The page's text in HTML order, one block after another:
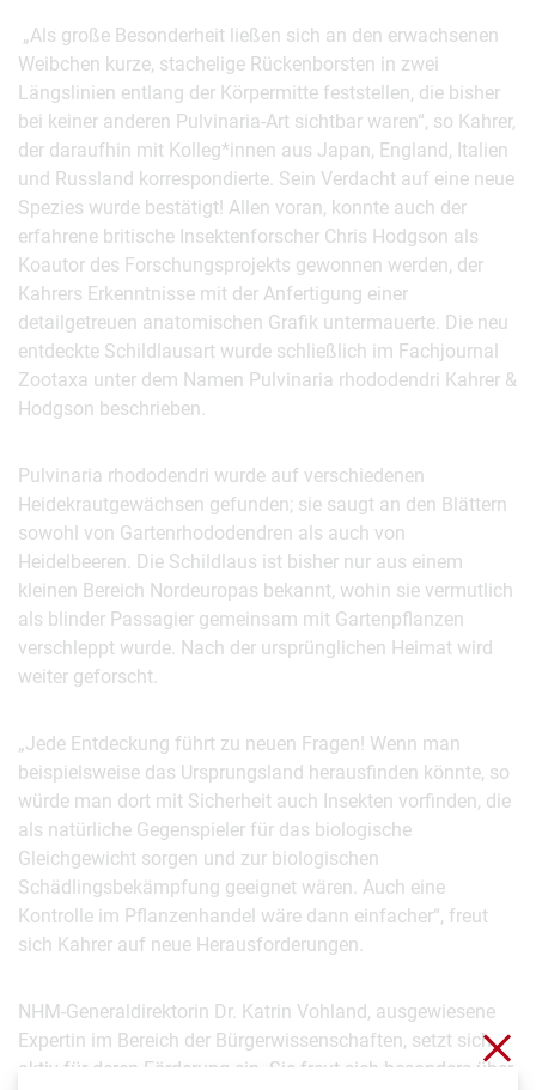
„Als große Besonderheit ließen sich an den erwachsenen
Weibchen kurze, stachelige Rückenborsten in zwei
Längslinien entlang der Körpermitte feststellen, die bisher
bei keiner anderen Pulvinaria-Art sichtbar waren“, so Kahrer,
der daraufhin mit Kolleg*innen aus Japan, England, Italien
und Russland korrespondierte. Sein Verdacht auf eine neue
Spezies wurde bestätigt! Allen voran, konnte auch der
erfahrene britische Insektenforscher Chris Hodgson als
Koautor des Forschungsprojekts gewonnen werden, der
Kahrers Erkenntnisse mit der Anfertigung einer
detailgetreuen anatomischen Grafik untermauerte. Die neu
entdeckte Schildlausart wurde schließlich im Fachjournal
Zootaxa unter dem Namen Pulvinaria rhododendri Kahrer &
Hodgson beschrieben.
Pulvinaria rhododendri wurde auf verschiedenen
Heidekrautgewächsen gefunden; sie saugt an den Blättern
sowohl von Gartenrhododendren als auch von
Heidelbeeren. Die Schildlaus ist bisher nur aus einem
kleinen Bereich Nordeuropas bekannt, wohin sie vermutlich
als blinder Passagier gemeinsam mit Gartenpflanzen
verschleppt wurde. Nach der ursprünglichen Heimat wird
weiter geforscht.
„Jede Entdeckung führt zu neuen Fragen! Wenn man
beispielsweise das Ursprungsland herausfinden könnte, so
würde man dort mit Sicherheit auch Insekten vorfinden, die
als natürliche Gegenspieler für das biologische
Gleichgewicht sorgen und zur biologischen
Schädlingsbekämpfung geeignet wären. Auch eine
Kontrolle im Pflanzenhandel wäre dann einfacher“, freut
sich Kahrer auf neue Herausforderungen.
NHM-Generaldirektorin Dr. Katrin Vohland, ausgewiesene
Expertin im Bereich der Bürgerwissenschaften, setzt sich
aktiv für deren Förderung ein. Sie freut sich besonders über